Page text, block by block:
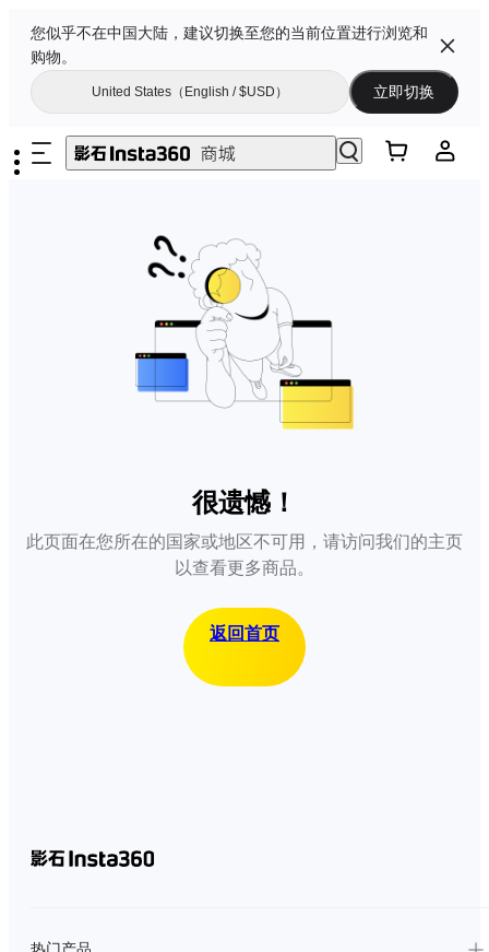
您似乎不在中国大陆，建议切换至您的当前位置进行浏览和
购物。
United States（English / $USD） 立即切换
很遗憾！
此页面在您所在的国家或地区不可用，请访问我们的主页
以查看更多商品。
返回首页